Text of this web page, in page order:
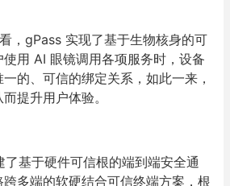
，gPass 实现了基于生物核身的可
用 AI 眼镜调用各项服务时，设备
的、可信的绑定关系，如此一来，
提升用户体验。
基于硬件可信根的端到端安全通
多端的软硬结合可信终端方案，根